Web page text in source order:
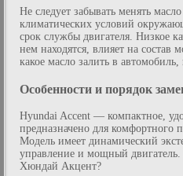
Не следует забывать менять
климатических условий
срок службы двигателя. Низкое
нем находятся, влияет на состав
какое масло залить в автомобиль,
Особенности и порядок
Hyundai Accent — компактное,
предназначено для комфортного
Модель имеет динамический
управление и мощный двигатель.
Хюндай Акцент?